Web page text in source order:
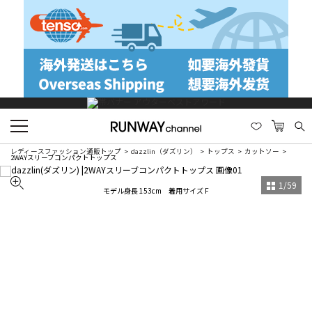
レディースファッション通販トップ dazzlin（ダズリン） トップス カットソー
2WAYスリーブコンパクトトップス
モデル身長 153cm 着用サイズ F 1 /59